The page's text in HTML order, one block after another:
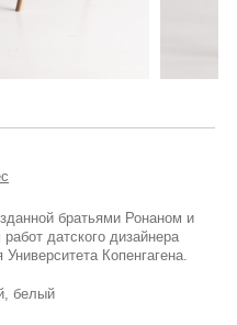
братьями Ронаном и
датского дизайнера
Копенгагена.
белый